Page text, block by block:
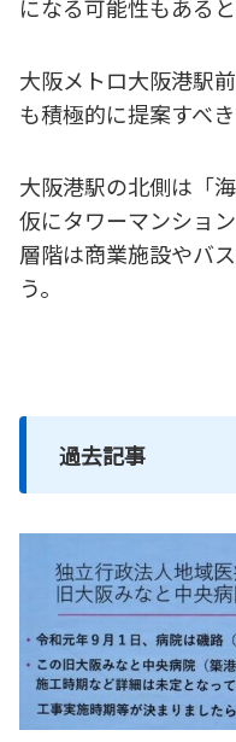
になる可能性もあると
大阪メトロ大阪港駅
も積極的に提案すべ
大阪港駅の北側は「
仮にタワーマンショ
層階は商業施設やバ
う。
過去記事